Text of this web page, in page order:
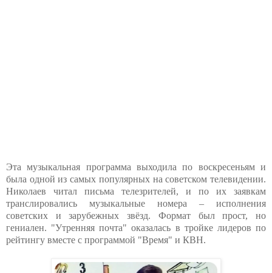
Эта музыкальная программа выходила по воскресеньям и
была одной из самых популярных на советском телевидении.
Николаев читал письма телезрителей, и по их заявкам
транслировались музыкальные номера – исполнения
советских и зарубежных звёзд. Формат был прост, но
гениален. "Утренняя почта" оказалась в тройке лидеров по
рейтингу вместе с программой "Время" и КВН.